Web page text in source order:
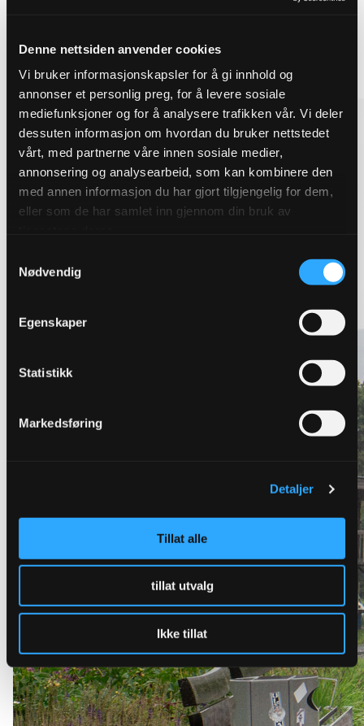
Denne nettsiden anvender cookies
Vi bruker informasjonskapsler for å gi innhold og
annonser et personlig preg, for å levere sosiale
mediefunksjoner og for å analysere trafikken vår. Vi deler
dessuten informasjon om hvordan du bruker nettstedet
vårt, med partnerne våre innen sosiale medier,
annonsering og analysearbeid, som kan kombinere den
med annen informasjon du har gjort tilgjengelig for dem,
eller som de har samlet inn gjennom din bruk av
Nødvendig
Egenskaper
Statistikk
Markedsføring
Detaljer
Tillat alle
tillat utvalg
Ikke tillat